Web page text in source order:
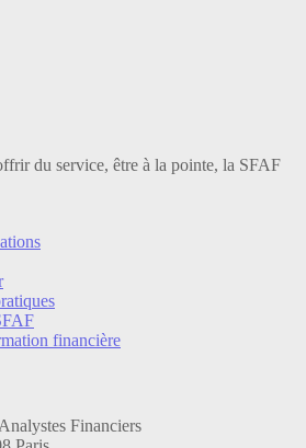
du service, être à la pointe, la SFAF
financière
Financiers